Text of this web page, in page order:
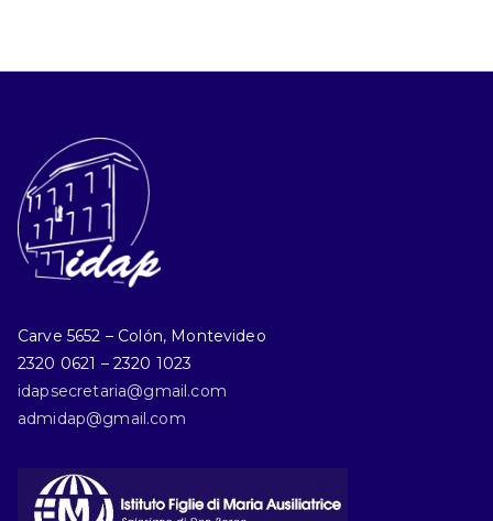
Carve 5652 – Colón, Montevideo
2320 0621 – 2320 1023
idapsecretaria@gmail.com
admidap@gmail.com